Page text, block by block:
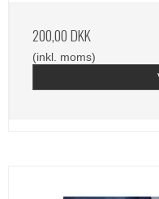
200,00 DKK
(inkl. moms)